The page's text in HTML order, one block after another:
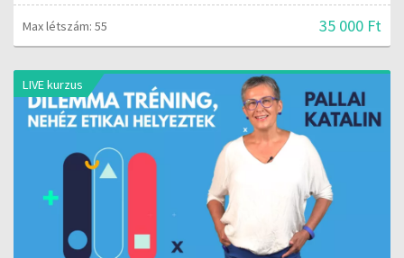
Max létszám: 55 35 000 Ft
LIVE kurzus